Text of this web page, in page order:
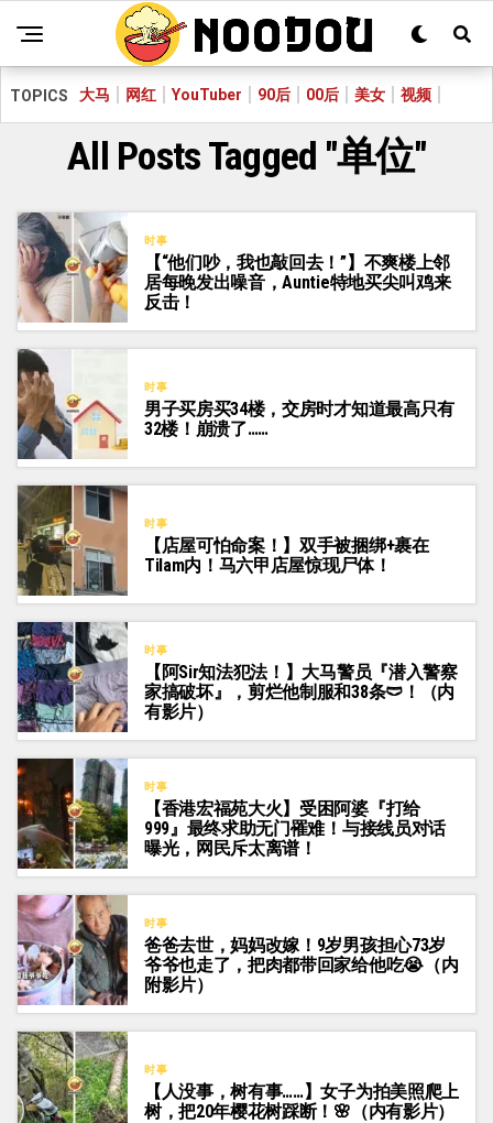
TOPICS 大马 网红 YouTuber 90后 00后 美女 视频
All Posts Tagged "单位"
时事
【“他们吵，我也敲回去！”】不爽楼上邻
居每晚发出噪音，Auntie特地买尖叫鸡来
反击！
时事
男子买房买34楼，交房时才知道最高只有
32楼！崩溃了……
时事
【店屋可怕命案！】双手被捆绑+裹在
Tilam内！马六甲店屋惊现尸体！
时事
【阿Sir知法犯法！】大马警员『潜入警察
家搞破坏』，剪烂他制服和38条🩲！（内
有影片）
时事
【香港宏福苑大火】受困阿婆『打给
999』最终求助无门罹难！与接线员对话
曝光，网民斥太离谱！
时事
爸爸去世，妈妈改嫁！9岁男孩担心73岁
爷爷也走了，把肉都带回家给他吃😭（内
附影片）
时事
【人没事，树有事……】女子为拍美照爬上
树，把20年樱花树踩断！🌸（内有影片）